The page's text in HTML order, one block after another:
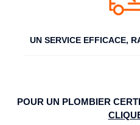
UN SERVICE EFFICACE,
POUR UN PLOMBIER